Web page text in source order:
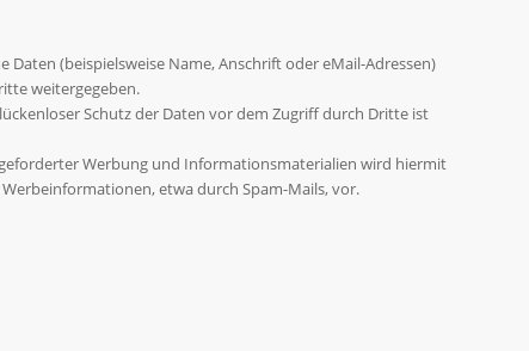
(beispielsweise Name, Anschrift oder eMail-Adressen)
weitergegeben.
Schutz der Daten vor dem Zugriff durch Dritte ist
Werbung und Informationsmaterialien wird hiermit
etwa durch Spam-Mails, vor.